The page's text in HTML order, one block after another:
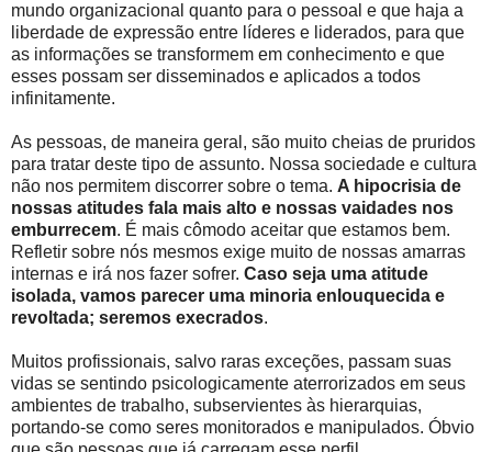
mundo organizacional quanto para o pessoal e que haja a
liberdade de expressão entre líderes e liderados, para que
as informações se transformem em conhecimento e que
esses possam ser disseminados e aplicados a todos
infinitamente.
As pessoas, de maneira geral, são muito cheias de pruridos
para tratar deste tipo de assunto. Nossa sociedade e cultura
não nos permitem discorrer sobre o tema. A hipocrisia de
nossas atitudes fala mais alto e nossas vaidades nos
emburrecem. É mais cômodo aceitar que estamos bem.
Refletir sobre nós mesmos exige muito de nossas amarras
internas e irá nos fazer sofrer. Caso seja uma atitude
isolada, vamos parecer uma minoria enlouquecida e
revoltada; seremos execrados.
Muitos profissionais, salvo raras exceções, passam suas
vidas se sentindo psicologicamente aterrorizados em seus
ambientes de trabalho, subservientes às hierarquias,
portando-se como seres monitorados e manipulados. Óbvio